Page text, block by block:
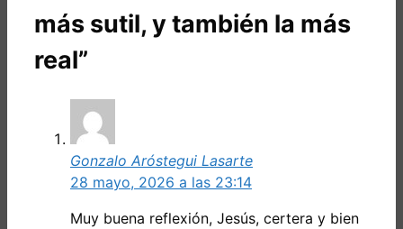
más sutil, y también la más
real”
Gonzalo Aróstegui Lasarte
28 mayo, 2026 a las 23:14
Muy buena reflexión, Jesús, certera y bien